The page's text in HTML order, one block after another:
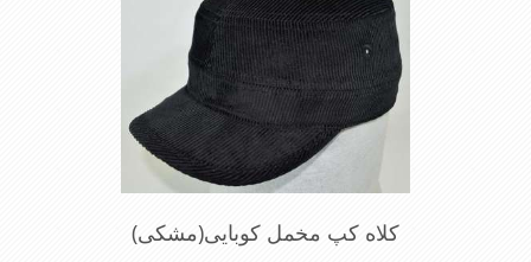
کلاه کپ مخمل کوبایی(مشکی)